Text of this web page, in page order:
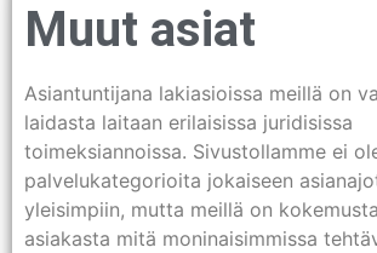
Muut asiat
Asiantuntijana lakiasioissa meillä on
laidasta laitaan erilaisissa juridisissa
toimeksiannoissa. Sivustollamme ei
palvelukategorioita jokaiseen
yleisimpiin, mutta meillä on
asiakasta mitä moninaisimmissa